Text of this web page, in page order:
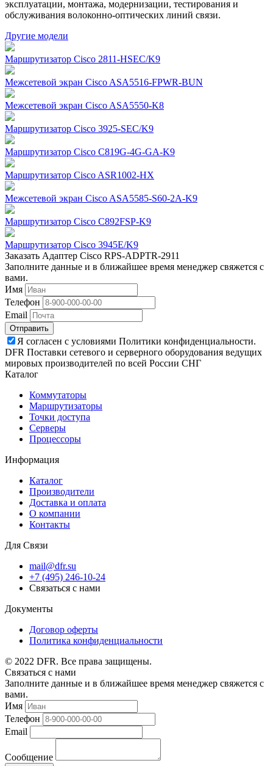
эксплуатации, монтажа, модернизации, тестирования и
обслуживания волоконно-оптических линий связи.
Другие модели
Маршрутизатор Cisco 2811-HSEC/K9
Межсетевой экран Cisco ASA5516-FPWR-BUN
Межсетевой экран Cisco ASA5550-K8
Маршрутизатор Cisco 3925-SEC/K9
Маршрутизатор Cisco C819G-4G-GA-K9
Маршрутизатор Cisco ASR1002-HX
Межсетевой экран Cisco ASA5585-S60-2A-K9
Маршрутизатор Cisco C892FSP-K9
Маршрутизатор Cisco 3945E/K9
Заказать Адаптер Cisco RPS-ADPTR-2911
Заполните данные и в ближайшее время менеджер свяжется с
вами.
Имя
Телефон
Email
Отправить
Я согласен с условиями Политики конфиденциальности.
DFR Поставки сетевого и серверного оборудования ведущих
мировых производителей по всей России СНГ
Каталог
Коммутаторы
Маршрутизаторы
Точки доступа
Серверы
Процессоры
Информация
Каталог
Производители
Доставка и оплата
О компании
Контакты
Для Связи
mail@dfr.su
+7 (495) 246-10-24
Связаться с нами
Документы
Договор оферты
Политика конфиденциальности
© 2022 DFR. Все права защищены.
Связаться с нами
Заполните данные и в ближайшее время менеджер свяжется с
вами.
Имя
Телефон
Email
Сообщение